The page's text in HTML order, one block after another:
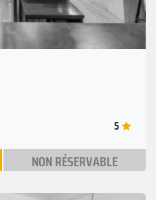
5
NON RÉSERVABLE